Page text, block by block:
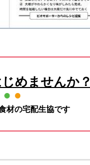
めませんか？
材の宅配生協です